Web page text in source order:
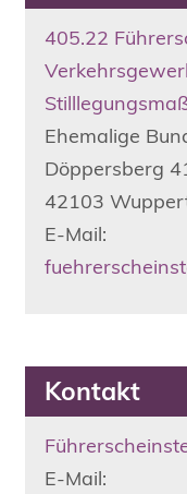
405.22
Ehemalige
Döppersberg
42103
E-Mail:
Kontakt
E-Mail: